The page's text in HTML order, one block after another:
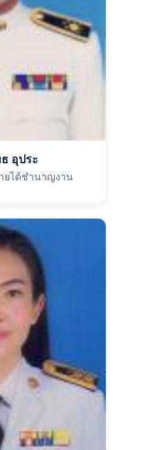
อุประ
ยได้ชำนาญงาน